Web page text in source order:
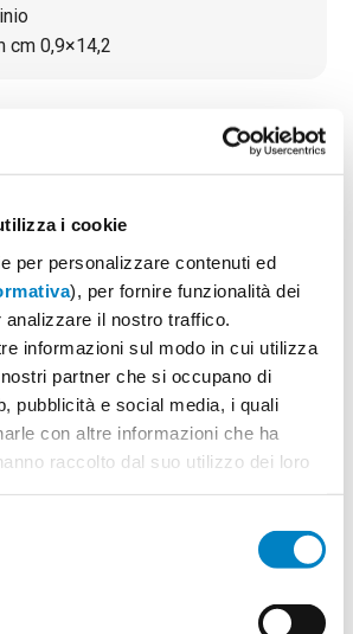
i cookie
per personalizzare contenuti ed
), per fornire funzionalità dei
il nostro traffico.
informazioni sul modo in cui utilizza
partner che si occupano di
pubblicità e social media, i quali
con altre informazioni che ha
raccolto dal suo utilizzo dei loro
cm 0,9×14,2
& BOZZA GRATUITA
taglie e colore
il colore: